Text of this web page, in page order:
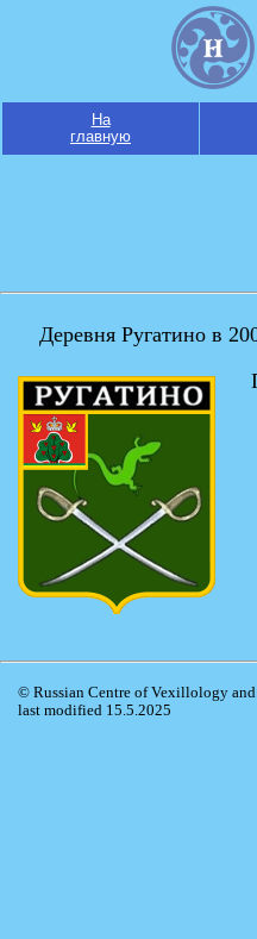
На
главную
Деревня Ругатино в
© Russian Centre of Vexillology
last modified 15.5.2025